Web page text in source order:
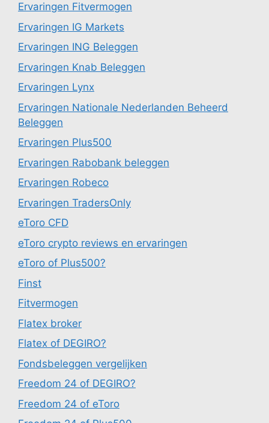
Ervaringen Fitvermogen
Ervaringen IG Markets
Ervaringen ING Beleggen
Ervaringen Knab Beleggen
Ervaringen Lynx
Ervaringen Nationale Nederlanden Beheerd
Beleggen
Ervaringen Plus500
Ervaringen Rabobank beleggen
Ervaringen Robeco
Ervaringen TradersOnly
eToro CFD
eToro crypto reviews en ervaringen
eToro of Plus500?
Finst
Fitvermogen
Flatex broker
Flatex of DEGIRO?
Fondsbeleggen vergelijken
Freedom 24 of DEGIRO?
Freedom 24 of eToro